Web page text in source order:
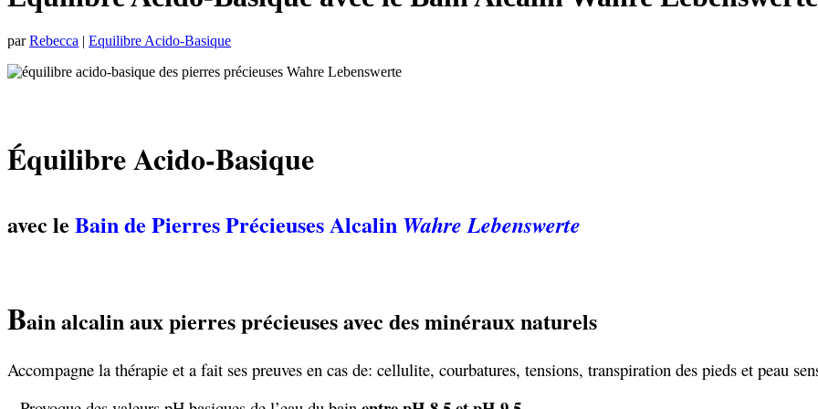
parRebecca | Equilibre Acido-Basique
Équilibre Acido-Basique
avec le Bain de Pierres Précieuses Alcalin Wahre Lebenswerte
Bain alcalin aux pierres précieuses avec des minéraux naturels
Accompagne la thérapie et a fait ses preuves en cas de: cellulite, courbatures, tensions, transpiration des pieds et peau